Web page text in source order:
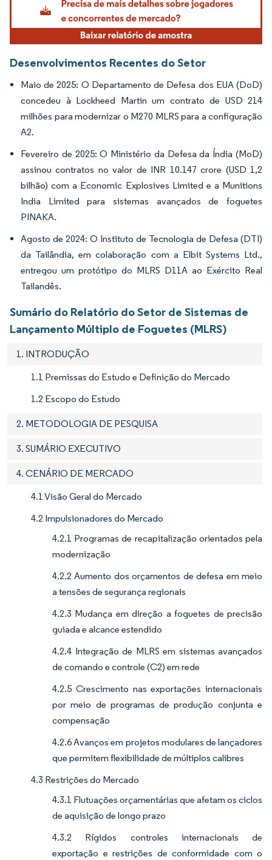
Desenvolvimentos Recentes do Setor
Maio de 2025: O Departamento de Defesa dos EUA (DoD)
concedeu à Lockheed Martin um contrato de USD 214
milhões para modernizar o M270 MLRS para a configuração
A2.
Fevereiro de 2025: O Ministério da Defesa da Índia (MoD)
assinou contratos no valor de INR 10.147 crore (USD 1,2
bilhão) com a Economic Explosives Limited e a Munitions
India Limited para sistemas avançados de foguetes
PINAKA.
Agosto de 2024: O Instituto de Tecnologia de Defesa (DTI)
da Tailândia, em colaboração com a Elbit Systems Ltd.,
entregou um protótipo do MLRS D11A ao Exército Real
Tailandês.
Sumário do Relatório do Setor de Sistemas de
Lançamento Múltiplo de Foguetes (MLRS)
1. INTRODUÇÃO
1.1 Premissas do Estudo e Definição do Mercado
1.2 Escopo do Estudo
2. METODOLOGIA DE PESQUISA
3. SUMÁRIO EXECUTIVO
4. CENÁRIO DE MERCADO
4.1 Visão Geral do Mercado
4.2 Impulsionadores do Mercado
4.2.1 Programas de recapitalização orientados pela
modernização
4.2.2 Aumento dos orçamentos de defesa em meio
a tensões de segurança regionais
4.2.3 Mudança em direção a foguetes de precisão
guiada e alcance estendido
4.2.4 Integração de MLRS em sistemas avançados
de comando e controle (C2) em rede
4.2.5 Crescimento nas exportações internacionais
por meio de programas de produção conjunta e
compensação
4.2.6 Avanços em projetos modulares de lançadores
que permitem flexibilidade de múltiplos calibres
4.3 Restrições do Mercado
4.3.1 Flutuações orçamentárias que afetam os ciclos
de aquisição de longo prazo
4.3.2 Rígidos controles internacionais de
exportação e restrições de conformidade com o